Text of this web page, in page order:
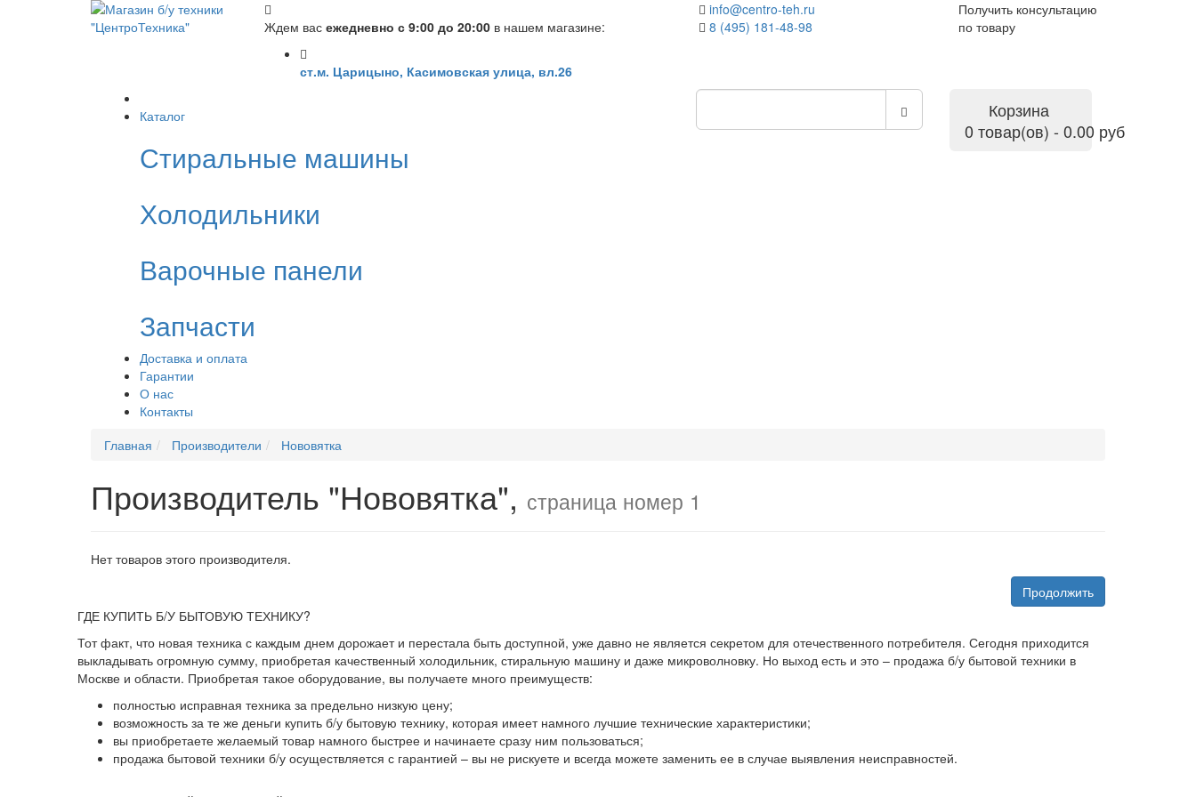
Ждем вас ежедневно с 9:00 до 20:00 в нашем магазине:
ст.м. Царицыно, Касимовская улица, вл.26
info@centro-teh.ru
8 (495) 181-48-98
Получить консультацию
по товару
Каталог
Стиральные машины
Холодильники
Варочные панели
Запчасти
Доставка и оплата
Гарантии
О нас
Контакты
Корзина
0 товар(ов) - 0.00 руб
Главная Производители Нововятка
Производитель "Нововятка", страница номер 1
Нет товаров этого производителя.
Продолжить
ГДЕ КУПИТЬ Б/У БЫТОВУЮ ТЕХНИКУ?
Тот факт, что новая техника с каждым днем дорожает и перестала быть доступной, уже давно не является секретом для отечественного потребителя. Сегодня приходится
выкладывать огромную сумму, приобретая качественный холодильник, стиральную машину и даже микроволновку. Но выход есть и это – продажа б/у бытовой техники в
Москве и области. Приобретая такое оборудование, вы получаете много преимуществ:
полностью исправная техника за предельно низкую цену;
возможность за те же деньги купить б/у бытовую технику, которая имеет намного лучшие технические характеристики;
вы приобретаете желаемый товар намного быстрее и начинаете сразу ним пользоваться;
продажа бытовой техники б/у осуществляется с гарантией – вы не рискуете и всегда можете заменить ее в случае выявления неисправностей.